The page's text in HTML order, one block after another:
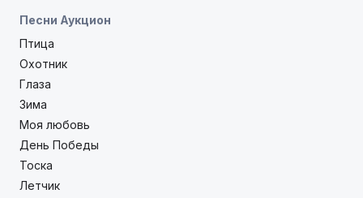
Песни Аукцион
Птица
Охотник
Глаза
Зима
Моя любовь
День Победы
Тоска
Летчик